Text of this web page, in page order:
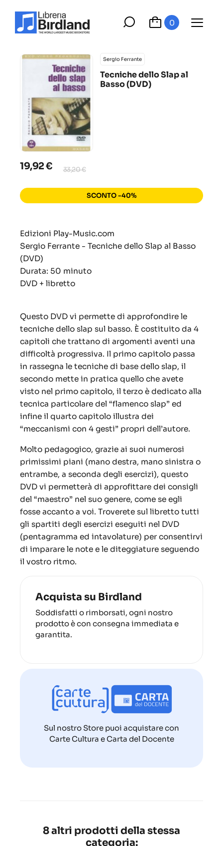
0
Sergio Ferrante
Tecniche dello Slap al
Basso (DVD)
19,92 € 33,20 €
SCONTO -40%
Edizioni Play-Music.com
Sergio Ferrante - Tecniche dello Slap al Basso
(DVD)
Durata: 50 minuto
DVD + libretto
Questo DVD vi permette di approfondire le
tecniche dello slap sul basso. È costituito da 4
capitoli che trattano di argomenti aventi una
difficoltà progressiva. Il primo capitolo passa
in rassegna le tecniche di base dello slap, il
secondo mette in pratica quello che avete
visto nel primo capitolo, il terzo è dedicato alla
tecnica particolare del “flamenco slap” ed
infine il quarto capitolo illustra dei
“meccanismi con 4 gesti” propri dell’autore.
Molto pedagogico, grazie ai suoi numerosi
primissimi piani (mano destra, mano sinistra o
entrambe, a seconda degli esercizi), questo
DVD vi permetterà di approfittare dei consigli
del “maestro” nel suo genere, come se egli
fosse accanto a voi. Troverete sul libretto tutti
gli spartiti degli esercizi eseguiti nel DVD
(pentagramma ed intavolature) per consentirvi
di imparare le note e le diteggiature seguendo
il vostro ritmo.
Acquista su Birdland
Soddisfatti o rimborsati, ogni nostro
prodotto è con consegna immediata e
garantita.
Sul nostro Store puoi acquistare con
Carte Cultura e Carta del Docente
8 altri prodotti della stessa
categoria: